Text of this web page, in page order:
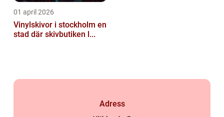
01 april 2026
Vinylskivor i stockholm en
stad där skivbutiken l...
Adress